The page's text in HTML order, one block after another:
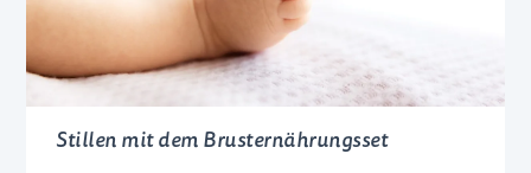
Stillen mit dem Brusternährungsset